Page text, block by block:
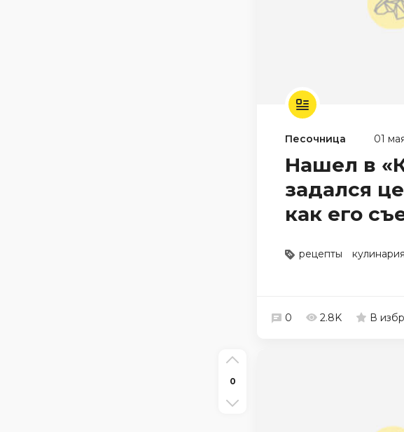
Песочница 01
Нашел в
задался
как его
рецепты кулинария
0 2.8K В
0